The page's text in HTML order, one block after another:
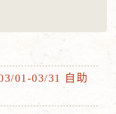
01-03/31 自助